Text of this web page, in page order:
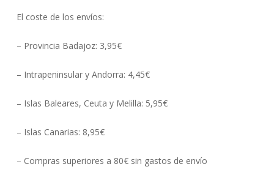
El coste de los envíos:
– Provincia Badajoz: 3,95€
– Intrapeninsular y Andorra: 4,45€
– Islas Baleares, Ceuta y Melilla: 5,95€
– Islas Canarias: 8,95€
– Compras superiores a 80€ sin gastos de envío